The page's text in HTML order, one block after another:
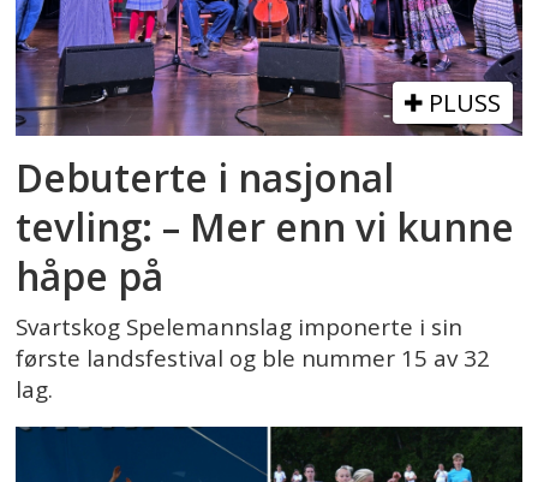
PLUSS
Debuterte i nasjonal
tevling: – Mer enn vi kunne
håpe på
Svartskog Spelemannslag imponerte i sin
første landsfestival og ble nummer 15 av 32
lag.